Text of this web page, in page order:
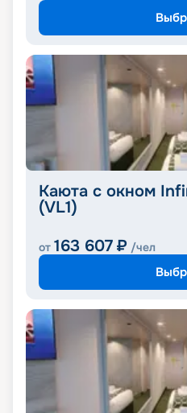
Каюта с окном
(VL1)
от 163 607 ₽ /чел